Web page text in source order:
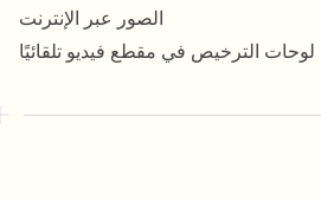
الصور عبر الإنترنت
لوحات الترخيص في مقطع فيديو تلقائيًا